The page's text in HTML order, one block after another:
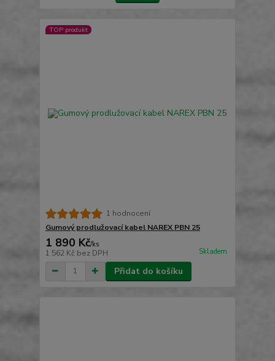
TOP produkt
1 hodnocení
Gumový prodlužovací kabel NAREX PBN 25
1 890 Kč/ks
1 562 Kč bez DPH Skladem
Přidat do košíku